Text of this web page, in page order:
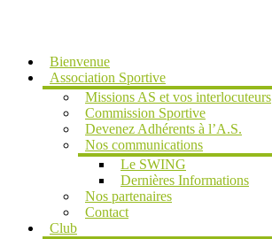
Bienvenue
Association Sportive
Missions AS et vos interlocuteurs
Commission Sportive
Devenez Adhérents à l’A.S.
Nos communications
Le SWING
Dernières Informations
Nos partenaires
Contact
Club